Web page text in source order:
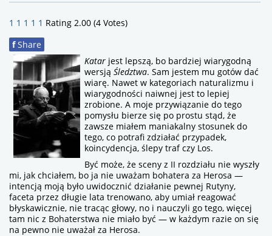
1 1 1 1 1 Rating 2.00 (4 Votes)
f Share
Katar jest lepszą, bo bardziej wiarygodną
wersją Śledztwa. Sam jestem mu gotów dać
wiarę. Nawet w kategoriach naturalizmu i
wiarygodności naiwnej jest to lepiej
zrobione. A moje przywiązanie do tego
pomysłu bierze się po prostu stąd, że
zawsze miałem maniakalny stosunek do
tego, co potrafi zdziałać przypadek,
koincydencja, ślepy traf czy Los.
Być może, że sceny z II rozdziału nie wyszły
mi, jak chciałem, bo ja nie uważam bohatera za Hero­sa —
intencją moją było uwidocznić działanie pewnej Rutyny,
faceta przez długie lata trenowano, aby umiał reagować
błyska­wicznie, nie tracąc głowy, no i nauczyli go tego, więcej
tam nic z Bohaterstwa nie miało być — w każdym razie on się
na pewno nie uważał za Herosa.